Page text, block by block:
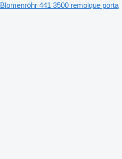
Blomenröhr 441 3500 remolque porta